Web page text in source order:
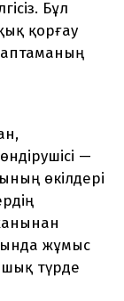
Бұл
қорғау
—
өкілдері
жұмыс
түрде